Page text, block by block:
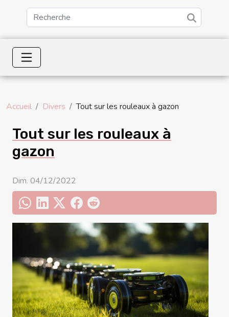
Accueil Divers Tout sur les rouleaux à gazon
Tout sur les rouleaux à
gazon
Dim. 04/12/2022